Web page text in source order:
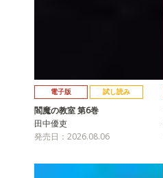
電子版 試し読み
閻魔の教室 第6巻
田中優吏
発売日：2026.08.06